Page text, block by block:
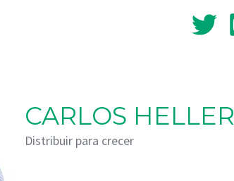
CARLOS HELLER
Distribuir para crecer